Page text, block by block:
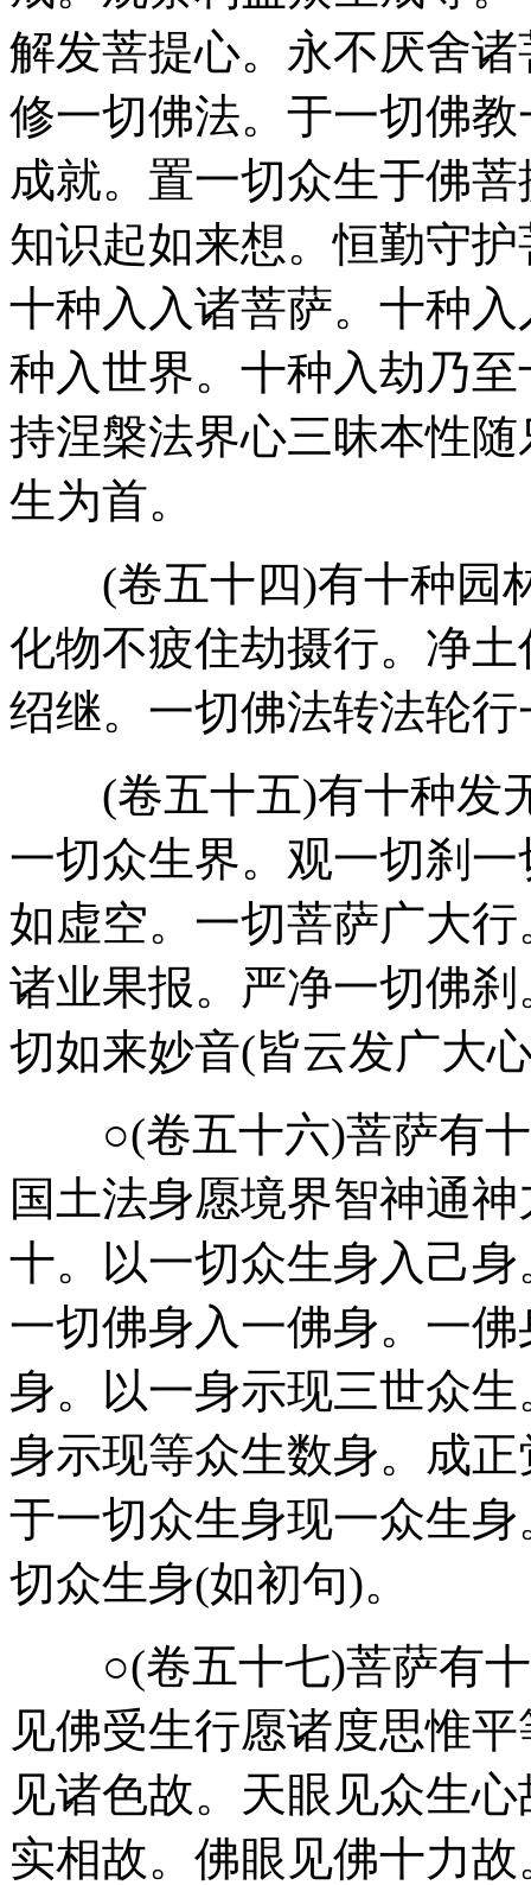
解发菩提心。永不厌舍
修一切佛法。于一切佛
成就。置一切众生于佛
知识起如来想。恒勤守
十种入入诸菩萨。十种
种入世界。十种入劫乃
持涅槃法界心三昧本性
生为首。
(卷五十四)有十种园
化物不疲住劫摄行。净
绍继。一切佛法转法轮
(卷五十五)有十种发
一切众生界。观一切刹
如虚空。一切菩萨广大
诸业果报。严净一切佛
切如来妙音(皆云发广大
○(卷五十六)菩萨有十
国土法身愿境界智神通
十。以一切众生身入己
一切佛身入一佛身。一
身。以一身示现三世众
身示现等众生数身。成
于一切众生身现一众生
切众生身(如初句)。
○(卷五十七)菩萨有十
见佛受生行愿诸度思惟
见诸色故。天眼见众生
实相故。佛眼见佛十力